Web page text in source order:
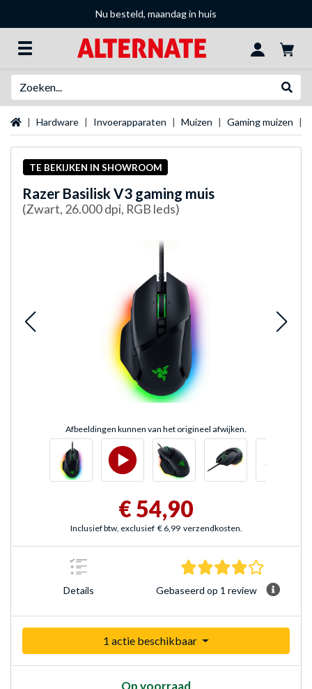
Nu besteld, maandag in huis
Startpagina
Hardware Invoerapparaten Muizen Gaming muizen
TE BEKIJKEN IN SHOWROOM
Razer Basilisk V3 gaming muis
(Zwart, 26.000 dpi, RGB leds)
Afbeeldingen kunnen van het origineel afwijken.
€ 54,90
Inclusief btw, exclusief € 6,99 verzendkosten.
Details Gebaseerd op 1 review
1 actie beschikbaar